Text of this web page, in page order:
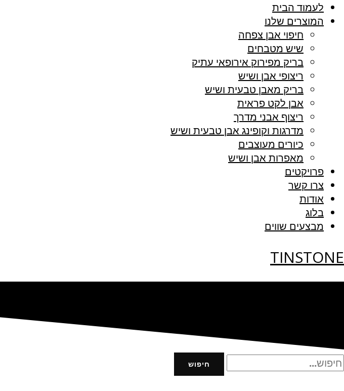
לעמוד הבית
המוצרים שלנו
חיפוי אבן צפחה
שיש מטבחים
בריק מפירוק אירופאי עתיק
ריצופי אבן ושיש
בריק מאבן טבעית ושיש
אבן לקט פראית
ריצוף אבני מדרך
מדרגות וקופינג אבן טבעית ושיש
כיורים מעוצבים
מאפרות אבן ושיש
פרויקטים
צרו קשר
אודות
בלוג
מבצעים שווים
TINSTONE
חיפוש